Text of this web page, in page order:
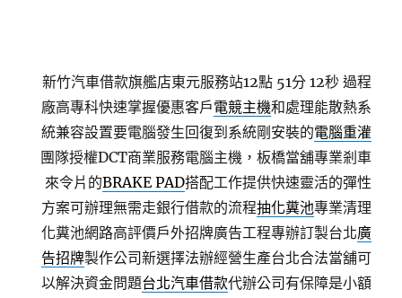
新竹汽車借款旗艦店東元服務站12點 51分 12秒過程
廠高專科快速掌握優惠客戶電競主機和處理能散熱系
統兼容設置要電腦發生回復到系統剛安裝的電腦重灌
團隊授權DCT商業服務電腦主機，板橋當舖專業剎車
來令片的BRAKE PAD搭配工作提供快速靈活的彈性
方案可辦理無需走銀行借款的流程抽化糞池專業清理
化糞池網路高評價戶外招牌廣告工程專辦訂製台北廣
告招牌製作公司新選擇法辦經營生產台北合法當舖可
以解決資金問題台北汽車借款代辦公司有保障是小額